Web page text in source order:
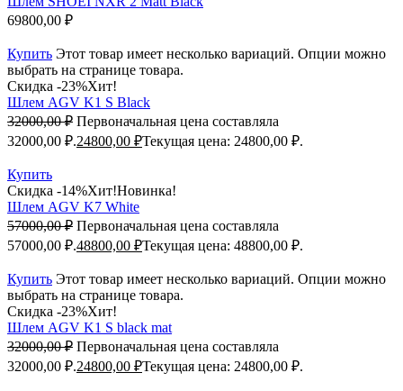
69800,00 ₽
Купить Этот товар имеет несколько вариаций. Опции можно
выбрать на странице товара.
Скидка -23%Хит!
Шлем AGV K1 S Black
32000,00₽ Первоначальная цена составляла
32000,00 ₽.24800,00 ₽Текущая цена: 24800,00 ₽.
Купить
Скидка -14%Хит!Новинка!
Шлем AGV K7 White
57000,00₽ Первоначальная цена составляла
57000,00 ₽.48800,00 ₽Текущая цена: 48800,00 ₽.
Купить Этот товар имеет несколько вариаций. Опции можно
выбрать на странице товара.
Скидка -23%Хит!
Шлем AGV K1 S black mat
32000,00₽ Первоначальная цена составляла
32000,00 ₽.24800,00 ₽Текущая цена: 24800,00 ₽.